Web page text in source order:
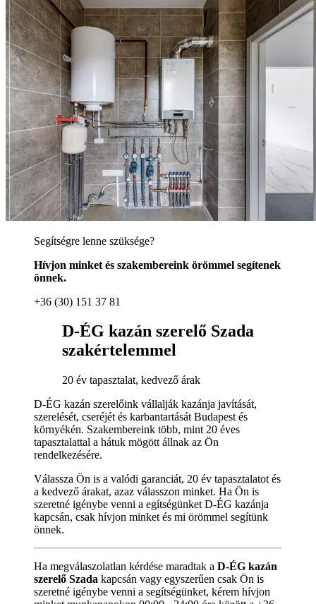
Segítségre lenne szüksége?
Hívjon minket és szakembereink örömmel segítenek
önnek.
+36 (30) 151 37 81
D-ÉG kazán szerelő Szada
szakértelemmel
20 év tapasztalat, kedvező árak
D-ÉG kazán szerelőink vállalják kazánja javítását,
szerelését, cseréjét és karbantartását Budapest és
környékén. Szakembereink több, mint 20 éves
tapasztalattal a hátuk mögött állnak az Ön
rendelkezésére.
Válassza Ön is a valódi garanciát, 20 év tapasztalatot és
a kedvező árakat, azaz válasszon minket. Ha Ön is
szeretné igénybe venni a egítségünket D-ÉG kazánja
kapcsán, csak hívjon minket és mi örömmel segítünk
önnek.
Ha megválaszolatlan kérdése maradtak a D-ÉG kazán
szerelő Szada kapcsán vagy egyszerűen csak Ön is
szeretné igénybe venni a segítségünket, kérem hívjon